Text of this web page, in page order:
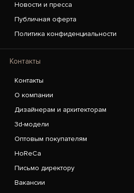
Новости и пресса
Публичная оферта
Политика конфиденциальности
Контакты
Контакты
О компании
Дизайнерам и архитекторам
3d-модели
Оптовым покупателям
HoReCa
Письмо директору
Вакансии